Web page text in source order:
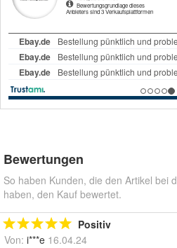
Bewertungen
So haben Kunden, die den Artikel bei
haben, den Kauf bewertet.
Positiv
Von: i***e 16.04.24